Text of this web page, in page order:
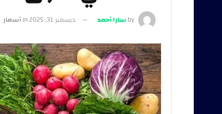
byسارا أحمد ديسمبر 31, 2025 inأسعار